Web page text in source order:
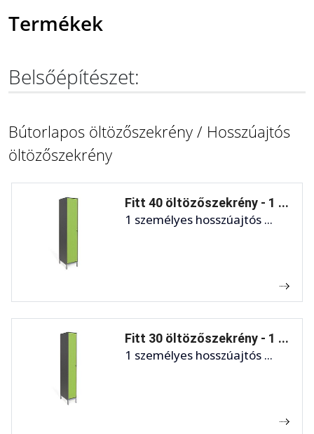
Termékek
Belsőépítészet:
Bútorlapos öltözőszekrény / Hosszúajtós
öltözőszekrény
Fitt 40 öltözőszekrény - 1 ...
1 személyes hosszúajtós ...
Fitt 30 öltözőszekrény - 1 ...
1 személyes hosszúajtós ...